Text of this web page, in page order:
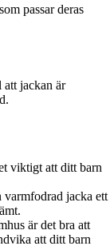
passar deras
jackan är
viktigt att ditt barn
jacka ett
är det bra att
att ditt barn